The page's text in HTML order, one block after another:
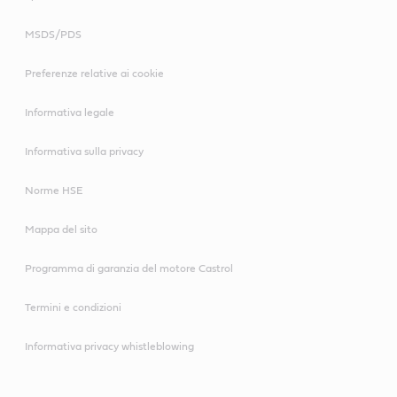
* Basato sulla titolazione di 10 fluidi fino a raggiungere un pH di
** Dimostrato in test di laboratorio e sperimentato in
Scopri la linea Castrol Alusol nel tuo mercato
MSDS/PDS
Preferenze relative ai cookie
Informativa legale
Informativa sulla privacy
Norme HSE
Mappa del sito
Programma di garanzia del motore Castrol
Termini e condizioni
Informativa privacy whistleblowing